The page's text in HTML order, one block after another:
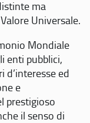
ma
Universale.
Mondiale
enti pubblici,
ed
e
prestigioso
il senso di